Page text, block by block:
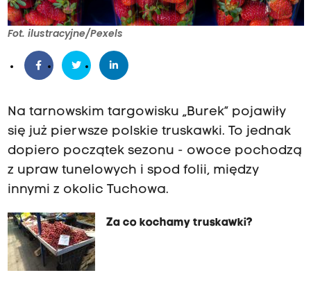
Fot. ilustracyjne/Pexels
Na tarnowskim targowisku „Burek” pojawiły
się już pierwsze polskie truskawki. To jednak
dopiero początek sezonu - owoce pochodzą
z upraw tunelowych i spod folii, między
innymi z okolic Tuchowa.
Za co kochamy truskawki?